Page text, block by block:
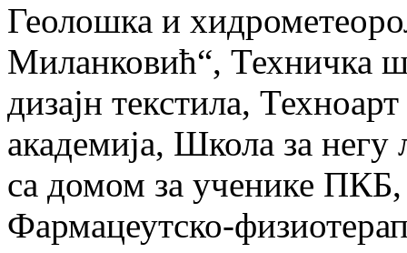
Геолошка и
Миланковић“, Техничка
дизајн текстила,
академија, Школа за
са домом за ученике
Фармацеутско-